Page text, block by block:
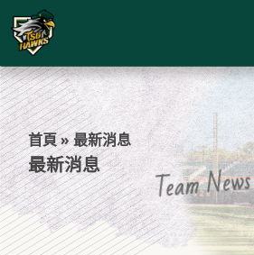
首頁»最新消息
最新消息 Team News